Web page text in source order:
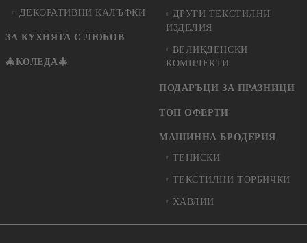
ДЕКОРАТИВНИ КАЛЪФКИ
ЗА КУХНЯТА С ЛЮБОВ
🎄КОЛЕДА🎄
ДРУГИ ТЕКСТИЛНИ
ИЗДЕЛИЯ
ВЕЛИКДЕНСКИ
КОМПЛЕКТИ
ПОДАРЪЦИ ЗА ПРАЗНИЦИ
ТОП ОФЕРТИ
МАШИННА БРОДЕРИЯ
ТЕНИСКИ
ТЕКСТИЛНИ ТОРБИЧКИ
ХАВЛИИ